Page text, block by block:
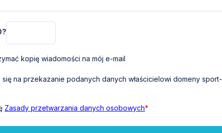
kopię wiadomości na mój e-mail
się na przekazanie podanych danych właścicielowi domeny sport-
Zasady przetwarzania danych osobowych*